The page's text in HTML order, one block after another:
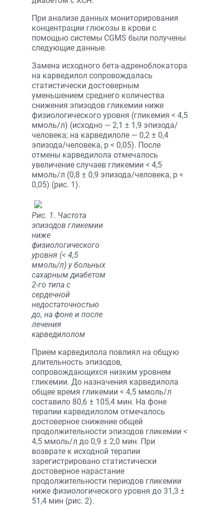
При анализе данных мониторирования
концентрации глюкозы в крови с
помощью системы CGMS были получены
следующие данные.
Замена исходного бета-адрено­блокатора
на карведилол сопровождалась
статистически достоверным
уменьшением среднего количества
снижения эпизодов гликемии ниже
физиологического уровня (гликемия < 4,5
ммоль/л) (исходно — 2,1 ± 1,9 эпизода/
человека; на карведилоле — 0,2 ± 0,4
эпизода/человека, р < 0,05). После
отмены карведилола отмечалось
увеличение случаев гликемии < 4,5
ммоль/л (0,8 ± 0,9 эпизода/человека, р <
0,05) (рис. 1).
Рис. 1. Частота
эпизодов гликемии
ниже
физиологического
уровня (< 4,5
ммоль/л) у больных
сахарным диабетом
2-го типа с
сердечной
недостаточностью
до, на фоне и после
лечения
карведилолом
Прием карведилола повлиял на общую
длительность эпизодов,
сопровождающихся низким уровнем
гликемии. До назначения карведилола
общее время гликемии < 4,5 ммоль/л
составило 80,6 ± 105,4 мин. На фоне
терапии карведилолом отмечалось
достоверное снижение общей
продолжительности эпизодов гликемии <
4,5 ммоль/л до 0,9 ± 2,0 мин. При
возврате к исходной терапии
зарегистрировано статистически
достоверное нарастание
продолжительности периодов гликемии
ниже физиологического уровня до 31,3 ±
51,4 мин (рис. 2).